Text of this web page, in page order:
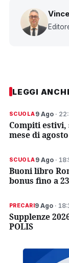
LEGGI
SCUOLA9 Ago·
Compiti estivi,
mese di agosto
SCUOLA9 Ago·
Buoni libro
bonus fino a
PRECARI9 Ago·
Supplenze
POLIS